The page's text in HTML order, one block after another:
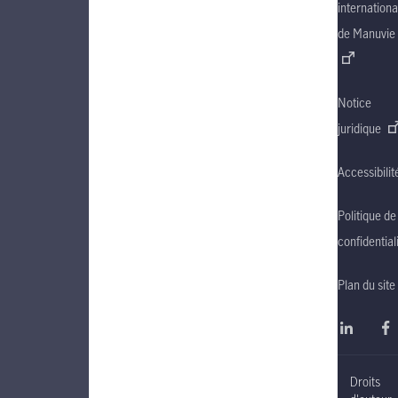
de Manuvie
Notice
juridique
Politique de
Plan du site
Droits